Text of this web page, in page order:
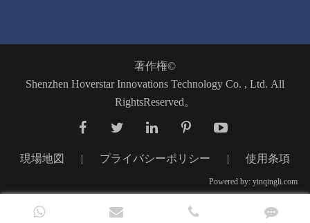
著作権©
Shenzhen Hoverstar Innovations Technology Co. , Ltd. All
RightsReserved。
現場地図 | プライバシーポリシー | 使用条項
Powered by: yinqingli.com